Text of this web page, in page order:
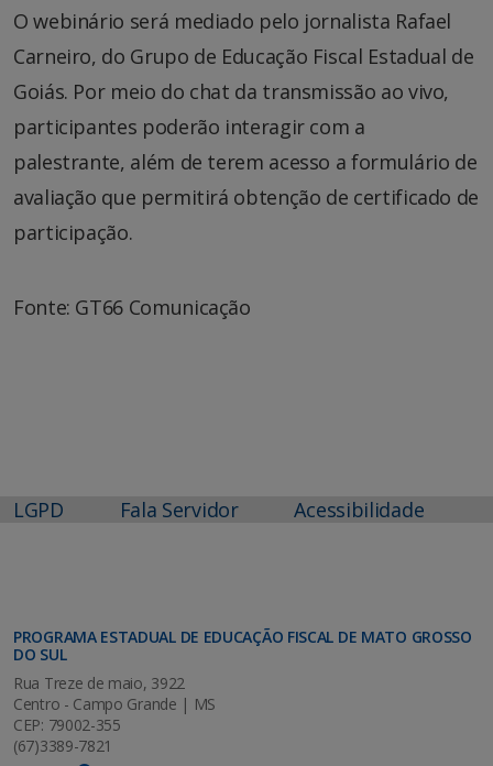
O webinário será mediado pelo jornalista Rafael
Carneiro, do Grupo de Educação Fiscal Estadual de
Goiás. Por meio do chat da transmissão ao vivo,
participantes poderão interagir com a
palestrante, além de terem acesso a formulário de
avaliação que permitirá obtenção de certificado de
participação.
Fonte: GT66 Comunicação
LGPD Fala Servidor Acessibilidade
PROGRAMA ESTADUAL DE EDUCAÇÃO FISCAL DE MATO GROSSO
DO SUL
Rua Treze de maio, 3922
Centro - Campo Grande | MS
CEP: 79002-355
(67)3389-7821